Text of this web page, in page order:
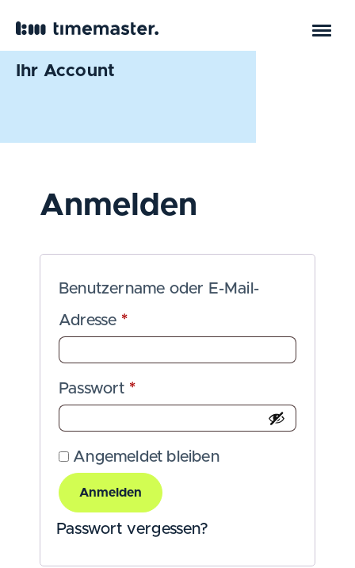
Ihr Account
Anmelden
Benutzername oder E-Mail-
Adresse *
Passwort *
Angemeldet bleiben
Anmelden
Passwort vergessen?